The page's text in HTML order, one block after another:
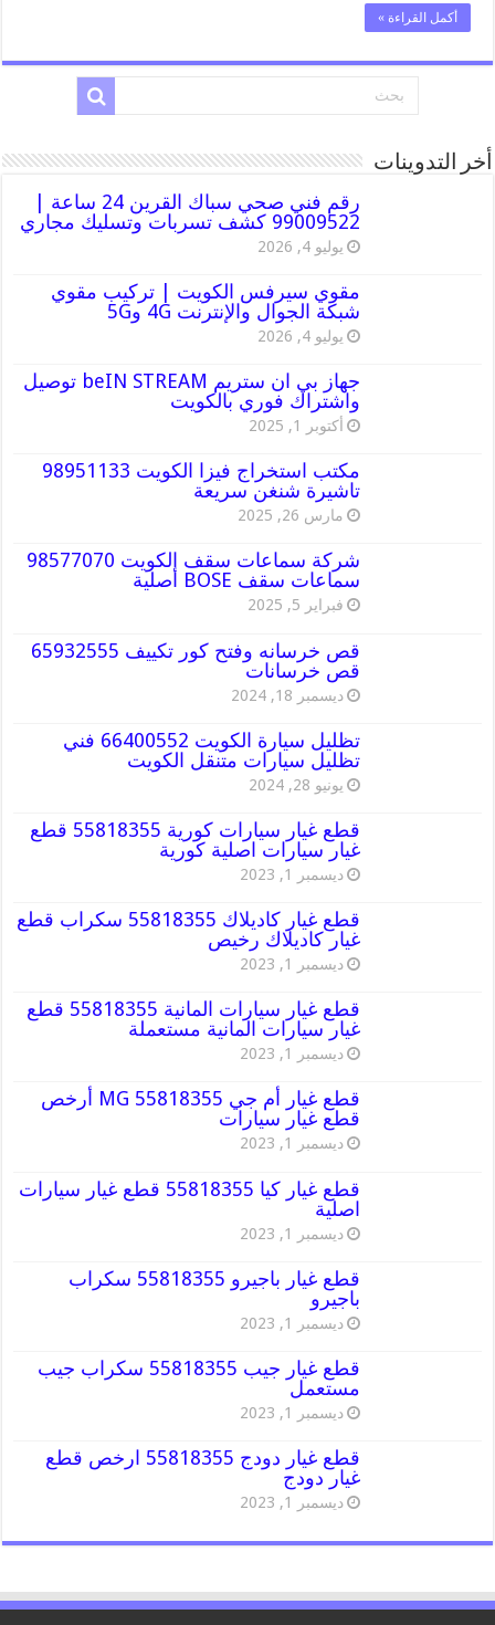
أكمل القراءة »
أخر التدوينات
رقم فني صحي سباك القرين 24 ساعة |
99009522 كشف تسربات وتسليك مجاري
يوليو 4, 2026
مقوي سيرفس الكويت | تركيب مقوي
شبكة الجوال والإنترنت 4G و5G
يوليو 4, 2026
جهاز بي ان ستريم beIN STREAM توصيل
واشتراك فوري بالكويت
أكتوبر 1, 2025
مكتب استخراج فيزا الكويت 98951133
تاشيرة شنغن سريعة
مارس 26, 2025
شركة سماعات سقف الكويت 98577070
سماعات سقف BOSE أصلية
فبراير 5, 2025
قص خرسانه وفتح كور تكييف 65932555
قص خرسانات
ديسمبر 18, 2024
تظليل سيارة الكويت 66400552 فني
تظليل سيارات متنقل الكويت
يونيو 28, 2024
قطع غيار سيارات كورية 55818355 قطع
غيار سيارات اصلية كورية
ديسمبر 1, 2023
قطع غيار كاديلاك 55818355 سكراب قطع
غيار كاديلاك رخيص
ديسمبر 1, 2023
قطع غيار سيارات المانية 55818355 قطع
غيار سيارات المانية مستعملة
ديسمبر 1, 2023
قطع غيار أم جي MG 55818355 أرخص
قطع غيار سيارات
ديسمبر 1, 2023
قطع غيار كيا 55818355 قطع غيار سيارات
اصلية
ديسمبر 1, 2023
قطع غيار باجيرو 55818355 سكراب
باجيرو
ديسمبر 1, 2023
قطع غيار جيب 55818355 سكراب جيب
مستعمل
ديسمبر 1, 2023
قطع غيار دودج 55818355 ارخص قطع
غيار دودج
ديسمبر 1, 2023